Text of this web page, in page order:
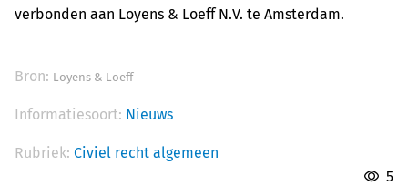
verbonden aan Loyens & Loeff N.V. te Amsterdam.
Bron: Loyens & Loeff
Informatiesoort: Nieuws
Rubriek: Civiel recht algemeen
5